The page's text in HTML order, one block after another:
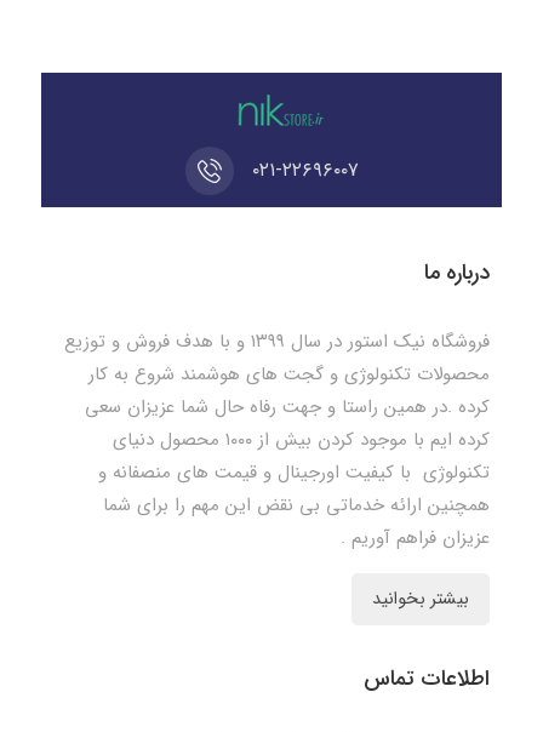
۰۲۱-۲۲۶۹۶۰۰۷
درباره ما
فروشگاه نیک استور در سال ۱۳۹۹ و با هدف فروش و توزیع
محصولات تکنولوژی و گجت های هوشمند شروع به کار
کرده .در همین راستا و جهت رفاه حال شما عزیزان سعی
کرده ایم با موجود کردن بیش از ۱۰۰۰ محصول دنیای
تکنولوژی با کیفیت اورجینال و قیمت های منصفانه و
همچنین ارائه خدماتی بی نقض این مهم را برای شما
عزیزان فراهم آوریم .
بیشتر بخوانید
اطلاعات تماس